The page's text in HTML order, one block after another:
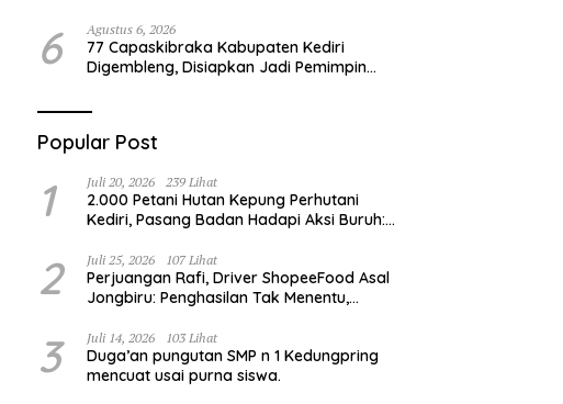
Pemimpin Generasi Emas
6 Agustus 6, 2026
77 Capaskibraka Kabupaten Kediri
Digembleng, Disiapkan Jadi Pemimpin
Popular Post
1 Juli 20, 2026 239 Lihat
2.000 Petani Hutan Kepung Perhutani
Kediri, Pasang Badan Hadapi Aksi Buruh:
Hutan”
2 Juli 25, 2026 107 Lihat
Perjuangan Rafi, Driver ShopeeFood Asal
Jongbiru: Penghasilan Tak Menentu,
3 Juli 14, 2026 103 Lihat
Duga’an pungutan SMP n 1 Kedungpring
mencuat usai purna siswa.